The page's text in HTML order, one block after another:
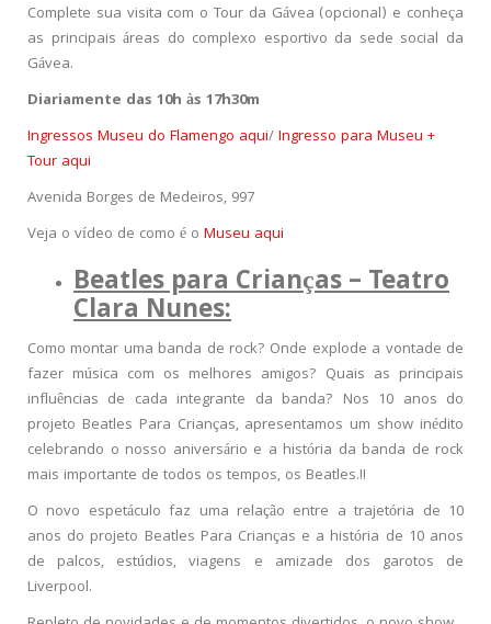
Complete sua visita com o Tour da Gávea (opcional) e conheça
as principais áreas do complexo esportivo da sede social da
Gávea.
Diariamente das 10h às 17h30m
Ingressos Museu do Flamengo aqui/Ingresso para Museu +
Tour aqui
Avenida Borges de Medeiros, 997
Veja o vídeo de como é o Museu aqui
Beatles para Crianças – Teatro
Clara Nunes:
Como montar uma banda de rock? Onde explode a vontade de
fazer música com os melhores amigos? Quais as principais
influências de cada integrante da banda? Nos 10 anos do
projeto Beatles Para Crianças, apresentamos um show inédito
celebrando o nosso aniversário e a história da banda de rock
mais importante de todos os tempos, os Beatles.!!
O novo espetáculo faz uma relação entre a trajetória de 10
anos do projeto Beatles Para Crianças e a história de 10 anos
de palcos, estúdios, viagens e amizade dos garotos de
Liverpool.